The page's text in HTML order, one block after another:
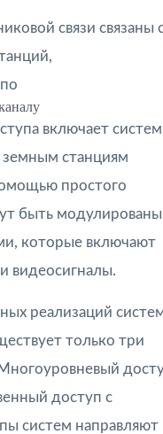
связи связаны
включает
станциям
простого
быть модулированы
которые включают
видеосигналы.
реализаций
только три
доступ с
систем направляют